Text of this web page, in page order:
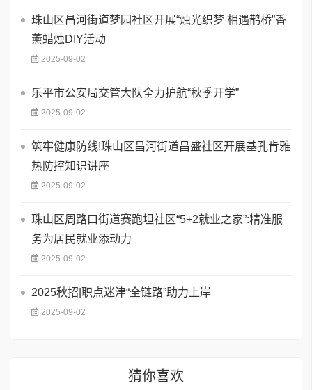
珠山区昌河街道梦园社区开展“烛光织梦 相遇鹊桥”香
薰蜡烛DIY活动
2025-09-02
乐平市公安局交管大队全力护航“秋季开学”
2025-09-02
筑牢健康防线!珠山区昌河街道昌盛社区开展基孔肯雅
热防控知识讲座
2025-09-02
珠山区周路口街道赛跑坦社区“5+2就业之家”:精准服
务为居民就业添动力
2025-09-02
2025秋招|职点迷津“全链路”助力上岸
2025-09-02
猜你喜欢